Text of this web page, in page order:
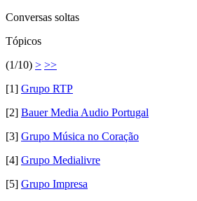
Conversas soltas
Tópicos
(1/10) > >>
[1] Grupo RTP
[2] Bauer Media Audio Portugal
[3] Grupo Música no Coração
[4] Grupo Medialivre
[5] Grupo Impresa